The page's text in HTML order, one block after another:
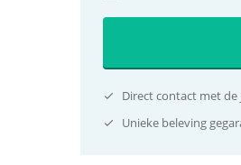
Direct contact met
Unieke beleving